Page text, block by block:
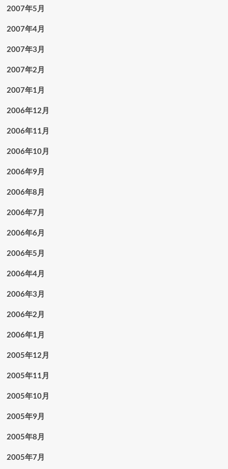
2007年5月
2007年4月
2007年3月
2007年2月
2007年1月
2006年12月
2006年11月
2006年10月
2006年9月
2006年8月
2006年7月
2006年6月
2006年5月
2006年4月
2006年3月
2006年2月
2006年1月
2005年12月
2005年11月
2005年10月
2005年9月
2005年8月
2005年7月